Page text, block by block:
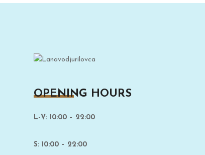
OPENING HOURS
L-V: 10:00 – 22:00
S: 10:00 – 22:00